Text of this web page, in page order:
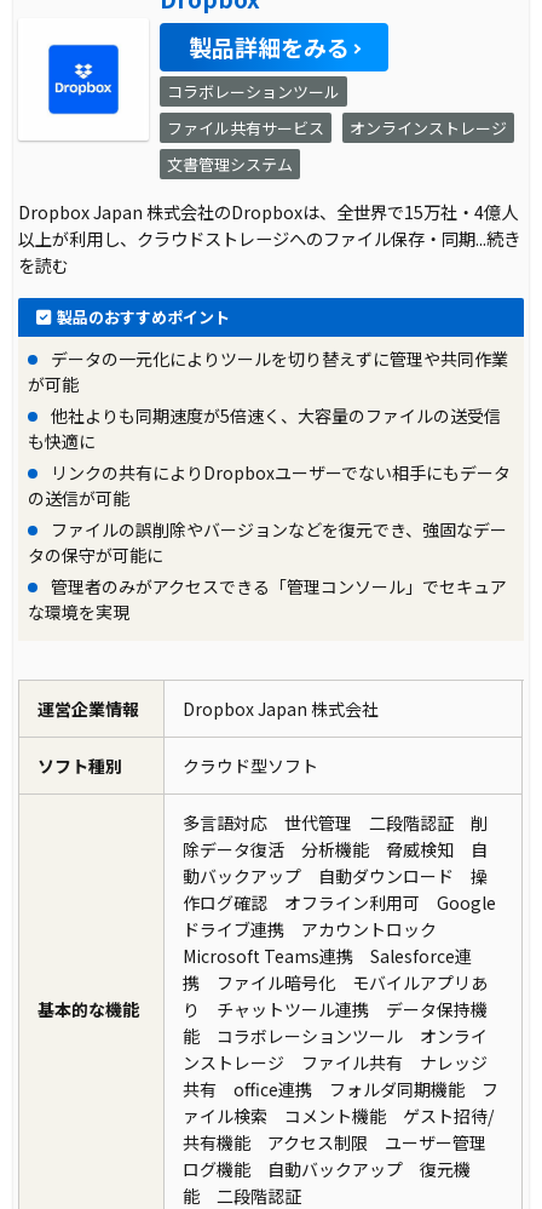
製品詳細をみる
コラボレーションツール
ファイル共有サービス
オンラインストレージ
文書管理システム
Dropbox Japan 株式会社のDropboxは、全世界で15万社・4億人
以上が利用し、クラウドストレージへのファイル保存・同期...続き
を読む
製品のおすすめポイント
データの一元化によりツールを切り替えずに管理や共同作業
が可能
他社よりも同期速度が5倍速く、大容量のファイルの送受信
も快適に
リンクの共有によりDropboxユーザーでない相手にもデータ
の送信が可能
ファイルの誤削除やバージョンなどを復元でき、強固なデー
タの保守が可能に
管理者のみがアクセスできる「管理コンソール」でセキュア
な環境を実現
運営企業情報 Dropbox Japan 株式会社
ソフト種別 クラウド型ソフト
基本的な機能
多言語対応 世代管理 二段階認証 削
除データ復活 分析機能 脅威検知 自
動バックアップ 自動ダウンロード 操
作ログ確認 オフライン利用可 Google
ドライブ連携 アカウントロック
Microsoft Teams連携 Salesforce連
携 ファイル暗号化 モバイルアプリあ
り チャットツール連携 データ保持機
能 コラボレーションツール オンライ
ンストレージ ファイル共有 ナレッジ
共有 office連携 フォルダ同期機能 フ
ァイル検索 コメント機能 ゲスト招待/
共有機能 アクセス制限 ユーザー管理
ログ機能 自動バックアップ 復元機
能 二段階認証